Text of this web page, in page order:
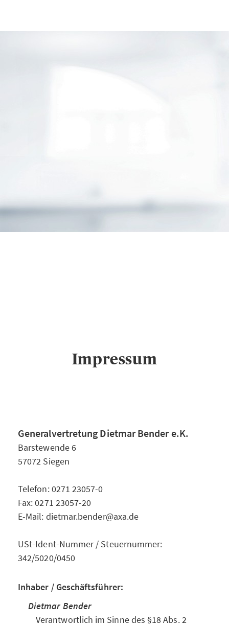
Impressum
Generalvertretung Dietmar Bender e.K.
Barstewende 6
57072 Siegen
Telefon: 0271 23057-0
Fax: 0271 23057-20
E-Mail: dietmar.bender@axa.de
USt-Ident-Nummer / Steuernummer:
342/5020/0450
Inhaber / Geschäftsführer:
Dietmar Bender
Verantwortlich im Sinne des §18 Abs. 2